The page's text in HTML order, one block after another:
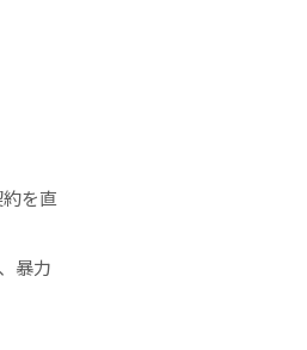
を直
暴力